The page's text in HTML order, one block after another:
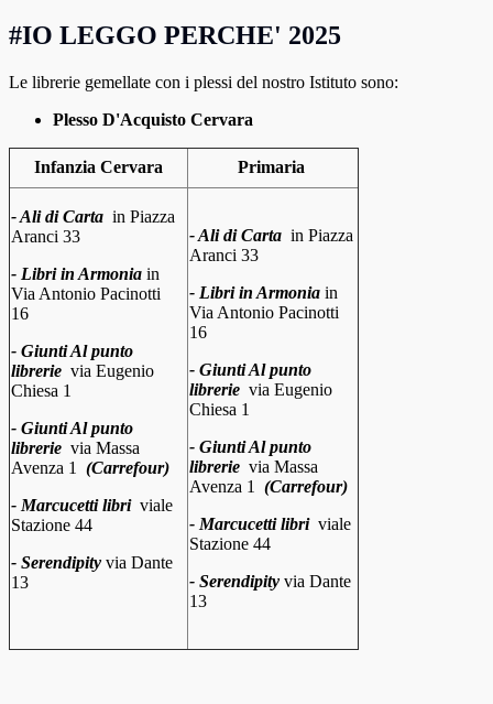
#IO LEGGO PERCHE' 2025
Le librerie gemellate con i plessi del nostro Istituto sono:
Plesso D'Acquisto Cervara
Infanzia Cervara Primaria
- Ali di Carta in Piazza
Aranci 33
- Libri in Armonia in
Via Antonio Pacinotti
16
- Giunti Al punto
librerie via Eugenio
Chiesa 1
- Giunti Al punto
librerie via Massa
Avenza 1
(Carrefour)
- Marcucetti libri viale
Stazione 44
- Serendipity via Dante
13
- Ali di Carta in Piazza
Aranci 33
- Libri in Armonia in
Via Antonio Pacinotti
16
- Giunti Al punto
librerie via Eugenio
Chiesa 1
- Giunti Al punto
librerie via Massa
Avenza 1
(Carrefour)
- Marcucetti libri viale
Stazione 44
- Serendipity via Dante
13